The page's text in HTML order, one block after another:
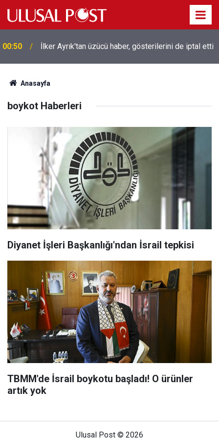
00:50 İlker Ayrık'tan üzücü haber, gösterilerini de iptal etti
Anasayfa
boykot Haberleri
Diyanet İşleri Başkanlığı'ndan İsrail tepkisi
TBMM'de İsrail boykotu başladı! O ürünler
artık yok
Ulusal Post © 2026